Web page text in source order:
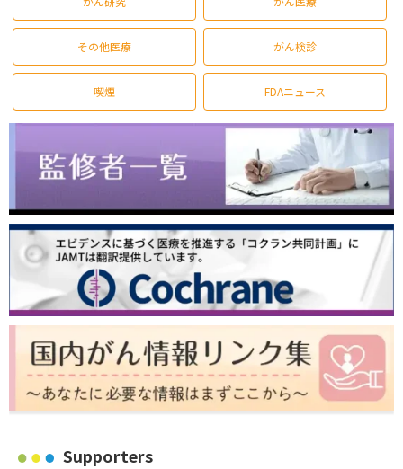
その他医療 がん検診
喫煙 FDAニュース
Supporters